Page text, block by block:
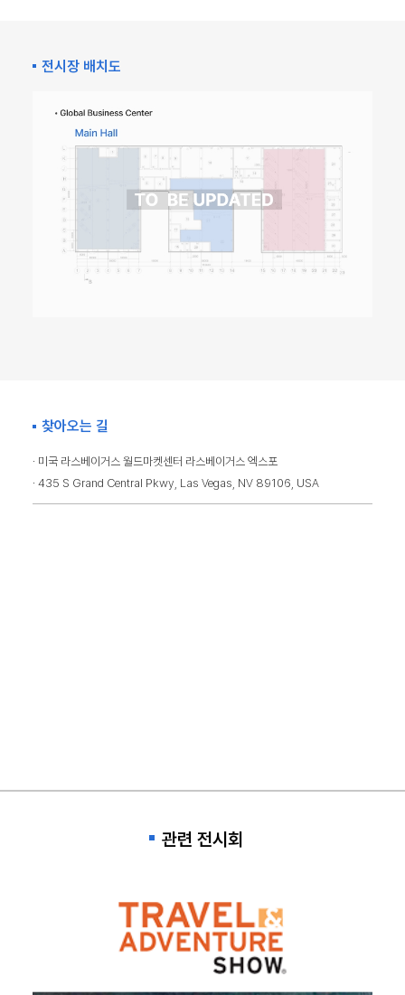
전시장 배치도
찾아오는 길
· 미국 라스베이거스 월드마켓센터 라스베이거스 엑스포
· 435 S Grand Central Pkwy, Las Vegas, NV 89106, USA
관련 전시회